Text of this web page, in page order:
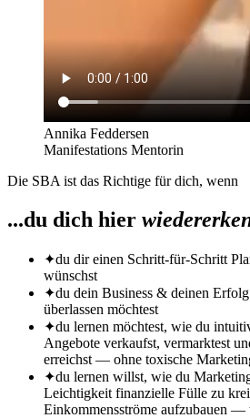
Annika Feddersen
Manifestations Mentorin
Die SBA ist das Richtige für dich, wenn
...du dich hier
✦du dir einen Schritt-für-Schritt
wünschst
✦du dein Business & deinen
überlassen möchtest
✦du lernen möchtest, wie du
Angebote verkaufst, vermarktest
erreichst — ohne toxische
✦du lernen willst, wie du
Leichtigkeit finanzielle Fülle zu
Einkommensströme aufzubauen